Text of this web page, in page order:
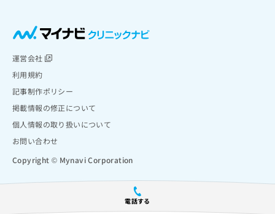
電話する
運営会社
利用規約
記事制作ポリシー
掲載情報の修正について
個人情報の取り扱いについて
お問い合わせ
Copyright © Mynavi Corporation